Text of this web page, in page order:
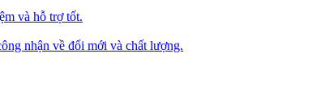
và hỗ trợ tốt.
nhận về đổi mới và chất lượng.